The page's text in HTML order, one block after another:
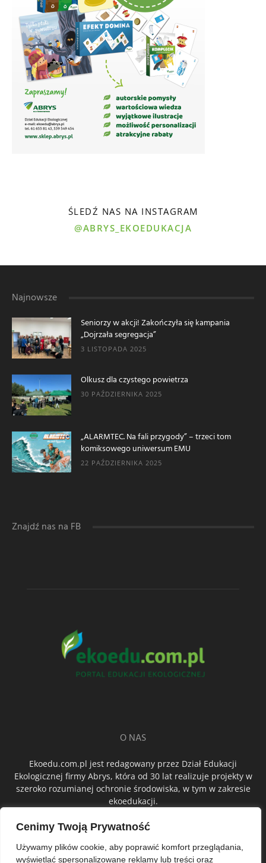
Cenimy Twoją Prywatność
Używamy plików cookie, aby poprawić komfort przeglądania,
wyświetlać spersonalizowane reklamy lub treści oraz
ŚLEDŹ NAS NA INSTAGRAM
@ABRYS_EKOEDUKACJA
Najnowsze
Seniorzy w akcji! Zakończyła się kampania
„Dojrzała segregacja”
3 LISTOPADA 2025
Olkusz dla czystego powietrza
30 PAŹDZIERNIKA 2025
„ALARMTEC. Na fali przygody” – trzeci tom
komiksowego uniwersum EMU
22 PAŹDZIERNIKA 2025
Znajdź nas na FB
O NAS
Ekoedu.com.pl jest redagowany przez Dział Edukacji
Ekologicznej firmy Abrys, która od 30 lat realizuje projekty w
szeroko rozumianej ochronie środowiska, w tym w zakresie
ekoedukacji.
ŚLEDŹ NAS